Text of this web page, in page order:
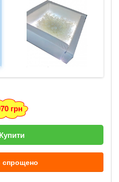
грн
Купити
спрощено